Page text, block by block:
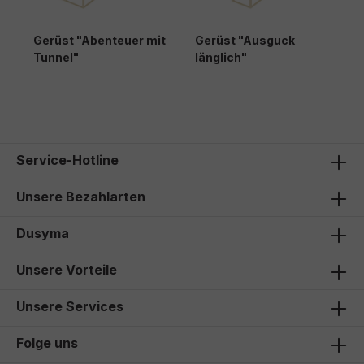
Gerüst "Abenteuer mit
Tunnel"
Gerüst "Ausguck
länglich"
Service-Hotline
Unsere Bezahlarten
Dusyma
Unsere Vorteile
Unsere Services
Folge uns